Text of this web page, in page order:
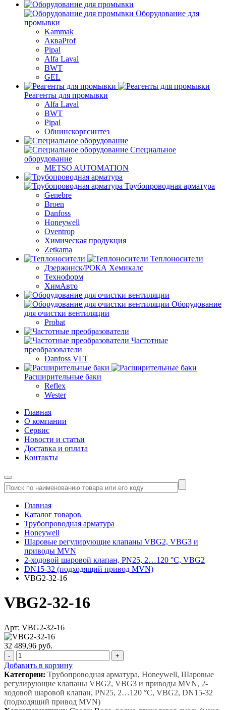
Оборудование для
промывки
Kammak
АкваProf
Pipal
Alfa Laval
BWT
GEL
Реагенты для промывки
Alfa Laval
BWT
Pipal
Обнинскоргсинтез
Специальное
оборудование
METSO AUTOMATION
Трубопроводная арматура
Genebre
Broen
Danfoss
Honeywell
Oventrop
Химическая продукция
Zetkama
Теплоносители
Дзержинск/РОКА Хемикалс
Техноформ
ХимАвто
Оборудование
для очистки вентиляции
Probat
Частотные
преобразователи
Danfoss VLT
Расширительные баки
Reflex
Wester
Главная
О компании
Сервис
Новости и статьи
Доставка и оплата
Контакты
Главная
Каталог товаров
Трубопроводная арматура
Honeywell
Шаровые регулирующие клапаны VBG2, VBG3 и
приводы MVN
2-ходовой шаровой клапан, PN25, 2…120 °C, VBG2
DN15-32 (подходящий привод MVN)
VBG2-32-16
VBG2-32-16
Арт: VBG2-32-16
32 489,96 руб.
- +
Добавить в корзину
Категории: Трубопроводная арматура, Honeywell, Шаровые
регулирующие клапаны VBG2, VBG3 и приводы MVN, 2-
ходовой шаровой клапан, PN25, 2…120 °C, VBG2, DN15-32
(подходящий привод MVN)